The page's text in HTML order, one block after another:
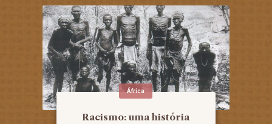
África
Racismo: uma história